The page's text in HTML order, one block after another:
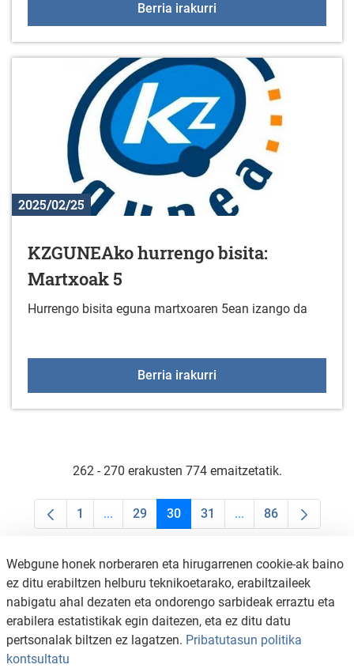
Berria irakurri
2025/02/25
KZGUNEAko hurrengo bisita:
Martxoak 5
Hurrengo bisita eguna martxoaren 5ean izango da
Berria irakurri
262 - 270 erakusten 774 emaitzetatik.
Orrialdea
1 ...Intermediate Pages Use TAB to navigate.
Orrialdea
29 Orrialdea
30 Orrialdea
31 ...Intermediate Pages
Orrialdea
86
Webgune honek norberaren eta hirugarrenen cookie-ak baino
ez ditu erabiltzen helburu teknikoetarako, erabiltzaileek
nabigatu ahal dezaten eta ondorengo sarbideak erraztu eta
erabilera estatistikak egin daitezen, eta ez ditu datu
pertsonalak biltzen ez lagatzen. Pribatutasun politika
kontsultatu